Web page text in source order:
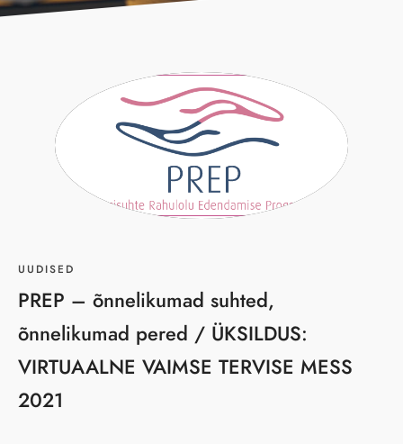
UUDISED
PREP – õnnelikumad suhted,
õnnelikumad pered / ÜKSILDUS:
VIRTUAALNE VAIMSE TERVISE MESS
2021